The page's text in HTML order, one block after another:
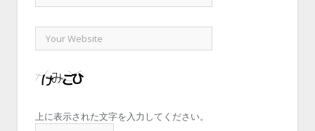
上に表示された文字を入力してください。